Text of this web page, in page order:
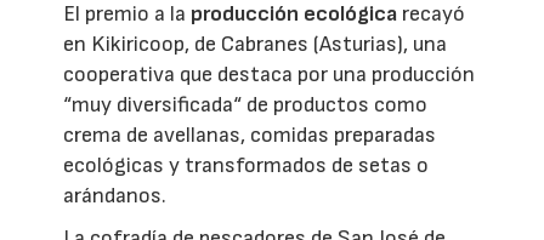
El premio a la producción ecológica recayó
en Kikiricoop, de Cabranes (Asturias), una
cooperativa que destaca por una producción
“muy diversificada“ de productos como
crema de avellanas, comidas preparadas
ecológicas y transformados de setas o
arándanos.